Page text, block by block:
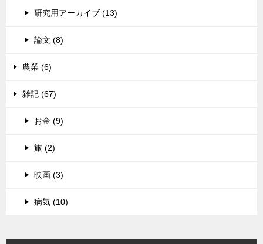
研究用アーカイブ (13)
論文 (8)
農業 (6)
雑記 (67)
お金 (9)
旅 (2)
映画 (3)
病気 (10)